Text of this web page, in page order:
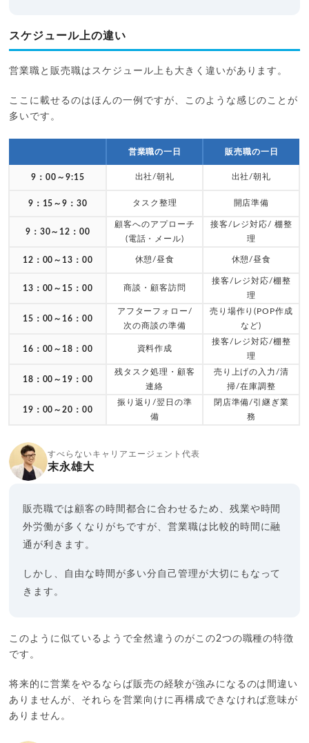
スケジュール上の違い
営業職と販売職はスケジュール上も大きく違いがあります。
ここに載せるのはほんの一例ですが、このような感じのことが
多いです。
営業職の一日 販売職の一日
9：00～9:15 出社/朝礼 出社/朝礼
9：15～9：30 タスク整理 開店準備
9：30～12：00
顧客へのアプローチ
(電話・メール)
接客/レジ対応/ 棚整
理
12：00～13：00 休憩/昼食 休憩/昼食
13：00～15：00 商談・顧客訪問
接客/レジ対応/棚整
理
15：00～16：00
アフターフォロー/
次の商談の準備
売り場作り(POP作成
など)
16：00～18：00 資料作成
接客/レジ対応/棚整
理
18：00～19：00
残タスク処理・顧客
連絡
売り上げの入力/清
掃/在庫調整
19：00～20：00
振り返り/翌日の準
備
閉店準備/引継ぎ業
務
すべらないキャリアエージェント代表
末永雄大
販売職では顧客の時間都合に合わせるため、残業や時間
外労働が多くなりがちですが、営業職は比較的時間に融
通が利きます。
しかし、自由な時間が多い分自己管理が大切にもなって
きます。
このように似ているようで全然違うのがこの2つの職種の特徴
です。
将来的に営業をやるならば販売の経験が強みになるのは間違い
ありませんが、それらを営業向けに再構成できなければ意味が
ありません。